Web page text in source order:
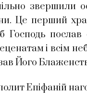
звершили
Це перший
Господь послав
і всім
Його
Епіфаній